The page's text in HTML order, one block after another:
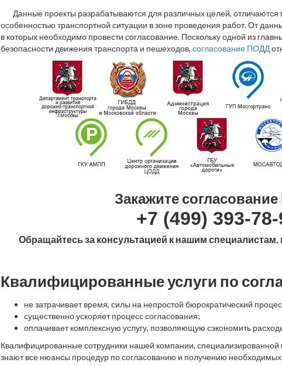
Данные проекты разрабатываются для различных целей,
особенностью транспортной ситуации в зоне проведения работ. От
в которых необходимо провести согласование. Поскольку одной из
безопасности движения транспорта и пешеходов, согласование ПОДД
Закажите
+7 (499) 393-
Обращайтесь за консультацией к нашим
Квалифицированные услуги по
не затрачивает время, силы на непростой бюрократический
существенно ускоряет процесс согласования;
оплачивает комплексную услугу, позволяющую сэкономить
Квалифицированные сотрудники нашей компании, специализированной
знают все нюансы процедур по согласованию и получению